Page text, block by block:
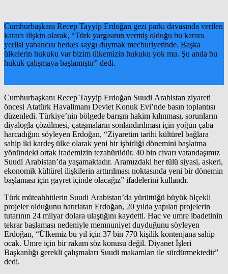
Cumhurbaşkanı Recep Tayyip Erdoğan gezi parkı davasında verilen
karara ilişkin olarak, “Türk yargısının vermiş olduğu bu karara
yerlisi yabancısı herkes saygı duymak mecburiyetinde. Başka
ülkelerin hukuku var bizim ülkemizin hukuku yok mu. Şu anda bu
hukuk çalışmaya başlamıştır” dedi.
Cumhurbaşkanı Recep Tayyip Erdoğan Suudi Arabistan ziyareti
öncesi Atatürk Havalimanı Devlet Konuk Evi’nde basın toplantısı
düzenledi. Türkiye’nin bölgede barışın hakim kılınması, sorunların
diyalogla çözülmesi, çatışmaların sonlandırılması için yoğun çaba
harcadığını söyleyen Erdoğan, “Ziyaretim tarihi kültürel bağlara
sahip iki kardeş ülke olarak yeni bir işbirliği dönemini başlatma
yönündeki ortak irademizin tezahürüdür. 40 bin civarı vatandaşımız
Suudi Arabistan’da yaşamaktadır. Aramızdaki her tülü siyasi, askeri,
ekonomik kültürel ilişkilerin arttırılması noktasında yeni bir dönemin
başlaması için gayret içinde olacağız” ifadelerini kullandı.
Türk müteahhitlerin Suudi Arabistan’da yürüttüğü büyük ölçekli
projeler olduğunu hatırlatan Erdoğan, 20 yılda yapılan projelerin
tutarının 24 milyar dolara ulaştığını kaydetti. Hac ve umre ibadetinin
tekrar başlaması nedeniyle memnuniyet duyduğunu söyleyen
Erdoğan, “Ülkemiz bu yıl için 37 bin 770 kişilik kontenjana sahip
ocak. Umre için bir rakam söz konusu değil. Diyanet İşleri
Başkanlığı gerekli çalışmaları Suudi makamları ile sürdürmektedir”
dedi.